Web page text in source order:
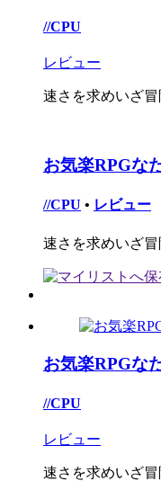
//CPU
レビュー
速さを求めいざ
お気楽RPGな
//CPU • レビュー
速さを求めいざ
お気楽RPGな
//CPU
レビュー
速さを求めいざ